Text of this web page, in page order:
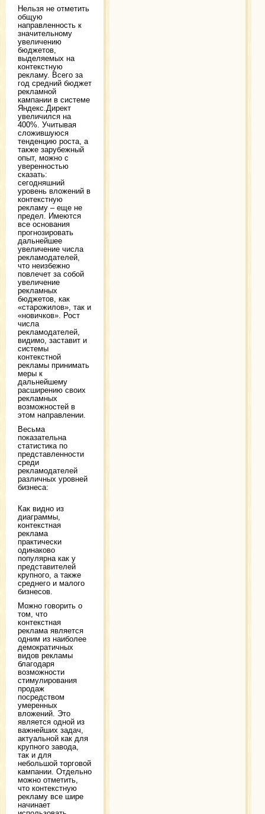
Нельзя не отметить
общую
направленность к
значительному
увеличению
бюджетов,
выделяемых на
контекстную
рекламу. Всего за
год средний бюджет
рекламной
кампании в системе
Яндекс.Директ
увеличился на
400%. Учитывая
сложившуюся
тенденцию роста, а
также зарубежный
опыт, можно с
уверенностью
сказать:
сегодняшний
уровень вложений в
контекстную
рекламу – еще не
предел. Имеются
все основания
прогнозировать
дальнейшее
увеличение числа
рекламодателей,
что неизбежно
повлечет за собой
увеличение
рекламных
бюджетов, как
«старожилов», так и
«новичков». Рост
числа
рекламодателей,
видимо, заставит и
системы
контекстной
рекламы принимать
меры к
дальнейшему
расширению своих
рекламных
возможностей в
этом направлении.
Весьма
показательна
статистика по
представленности
среди
рекламодателей
различных уровней
бизнеса:
Как видно из
диаграммы,
контекстная
реклама
практически
одинаково
популярна как у
представителей
крупного, а также
среднего и малого
бизнесов.
Можно говорить о
том, что
контекстная
реклама является
одним из наиболее
демократичных
видов рекламы
благодаря
возможности
стимулирования
продаж
посредством
умеренных
вложений. Это
является одной из
важнейших задач,
актуальной как для
крупного завода,
так и для
небольшой торговой
кампании. Отдельно
можно отметить,
что контекстную
рекламу все шире
начинает